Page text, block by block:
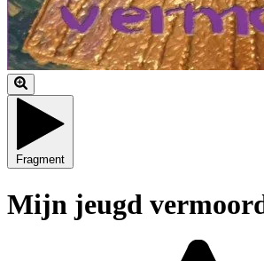
Fragment
Mijn jeugd